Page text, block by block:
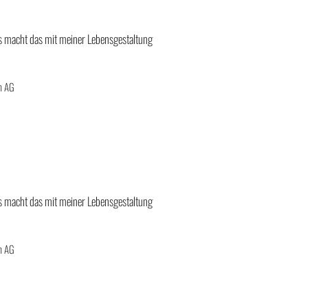
das mit meiner Lebensgestaltung
AG
das mit meiner Lebensgestaltung
AG